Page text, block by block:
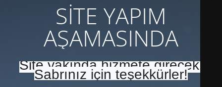
SİTE YAPIM
AŞAMASINDA
Site yakında hizmete girecek.
Sabrınız için teşekkürler!